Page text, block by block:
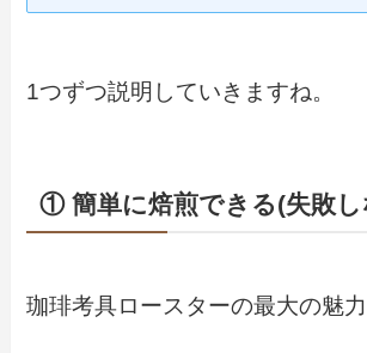
1つずつ説明していきますね。
① 簡単に焙煎できる(失敗し
珈琲考具ロースターの最大の魅力